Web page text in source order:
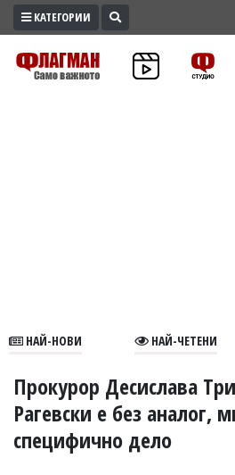
ПРОМО
ЗОНА
В
УКРАЙНА
СПОРТ
РАЗСЛЕДВАНЕ
КАТЕГОРИИ
НАЙ-НОВИ НАЙ-ЧЕТЕНИ
Прокурор Десислава
Рагевски е без аналог,
специфично дело